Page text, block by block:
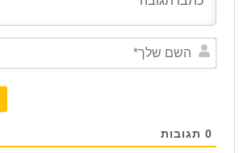
0 תגובות